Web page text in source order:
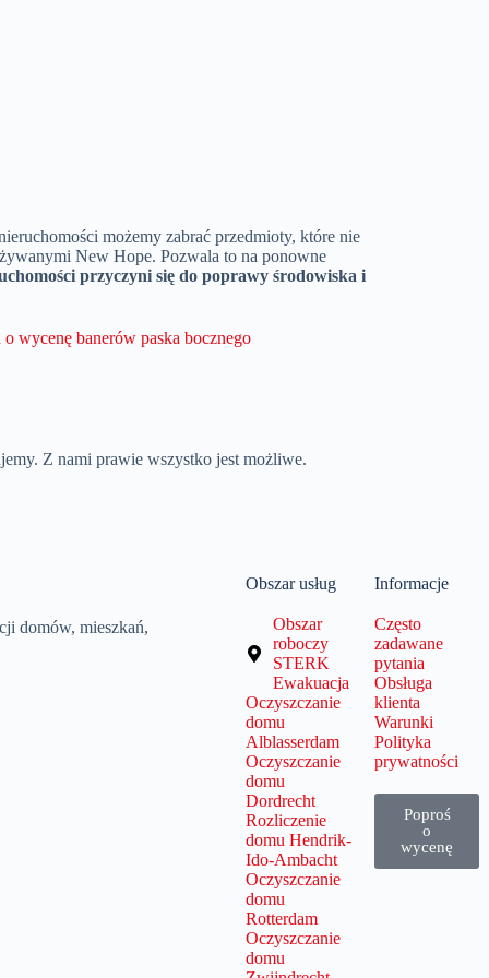
możemy zabrać przedmioty, które nie
New Hope. Pozwala to na ponowne
przyczyni się do poprawy środowiska i
Z nami prawie wszystko jest możliwe.
domów, mieszkań,
Obszar usług
Obszar
roboczy
STERK
Ewakuacja
Oczyszczanie
domu
Alblasserdam
Oczyszczanie
domu
Dordrecht
Rozliczenie
domu Hendrik-
Ido-Ambacht
Oczyszczanie
domu
Rotterdam
Oczyszczanie
domu
Informacje
Często
zadawane
pytania
Obsługa
klienta
Warunki
Polityka
prywatności
Poproś
o
wycenę